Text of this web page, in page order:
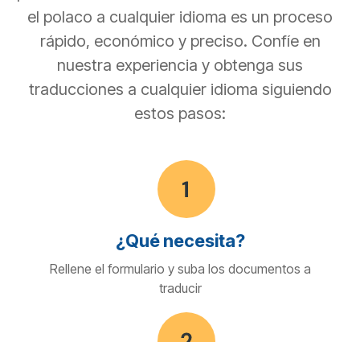
el polaco a cualquier idioma es un proceso
rápido, económico y preciso. Confíe en
nuestra experiencia y obtenga sus
traducciones a cualquier idioma siguiendo
estos pasos:
¿Qué necesita?
Rellene el formulario y suba los documentos a
traducir